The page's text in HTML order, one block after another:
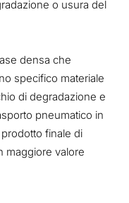
o usura del
densa che
specifico materiale
di degradazione e
pneumatico in
finale di
maggiore valore